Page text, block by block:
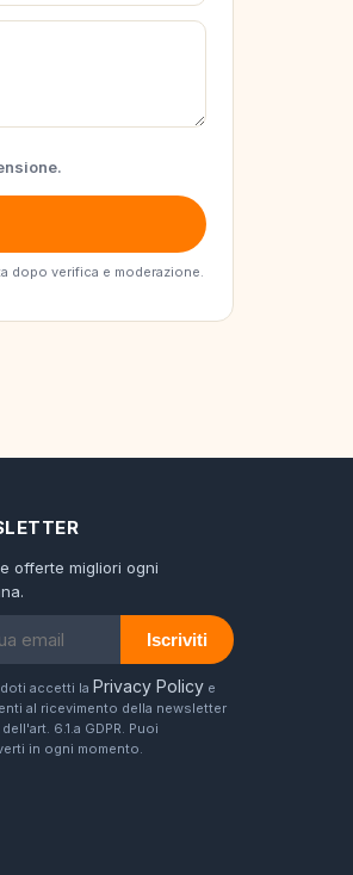
dopo verifica e moderazione.
offerte migliori ogni
Iscriviti
accetti la Privacy Policy e
al ricevimento della newsletter
6.1.a GDPR. Puoi
in ogni momento.